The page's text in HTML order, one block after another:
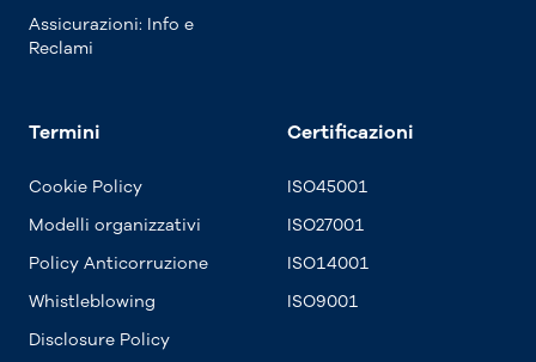
Assicurazioni: Info e
Reclami
Termini
Cookie Policy
Modelli organizzativi
Policy Anticorruzione
Whistleblowing
Disclosure Policy
Certificazioni
ISO45001
ISO27001
ISO14001
ISO9001